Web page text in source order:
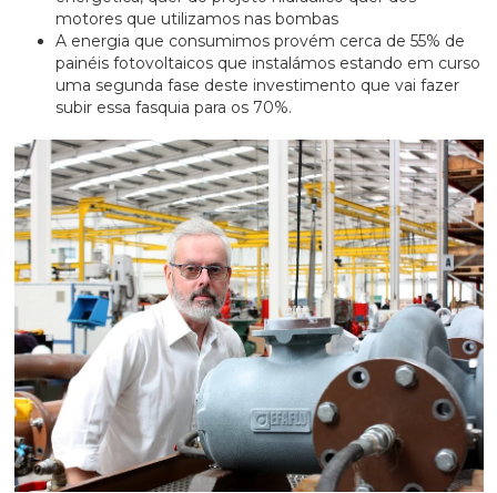
motores que utilizamos nas bombas
A energia que consumimos provém cerca de 55% de
painéis fotovoltaicos que instalámos estando em curso
uma segunda fase deste investimento que vai fazer
subir essa fasquia para os 70%.